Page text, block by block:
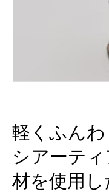
軽くふん
シアーテ
材を使用